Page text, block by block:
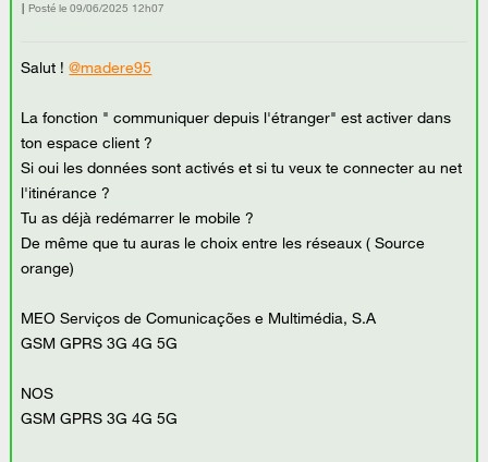
Posté le ‎09/06/2025 12h07
Salut !@madere95
La fonction " communiquer depuis l'étranger" est activer dans
ton espace client ?
Si oui les données sont activés et si tu veux te connecter au net
l'itinérance ?
Tu as déjà redémarrer le mobile ?
De même que tu auras le choix entre les réseaux ( Source
orange)
MEO Serviços de Comunicações e Multimédia, S.A
GSM GPRS 3G 4G 5G
NOS
GSM GPRS 3G 4G 5G